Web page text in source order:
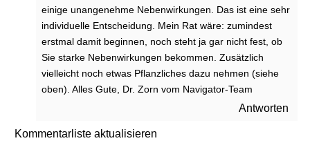
einige unangenehme Nebenwirkungen. Das ist eine sehr
individuelle Entscheidung. Mein Rat wäre: zumindest
erstmal damit beginnen, noch steht ja gar nicht fest, ob
Sie starke Nebenwirkungen bekommen. Zusätzlich
vielleicht noch etwas Pflanzliches dazu nehmen (siehe
oben). Alles Gute, Dr. Zorn vom Navigator-Team
Antworten
Kommentarliste aktualisieren